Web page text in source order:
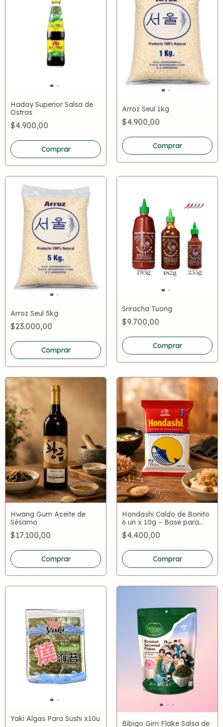
Haday Superior Salsa de
Ostras
$4.900,00
Comprar
Arroz Seul 1kg
$4.900,00
Comprar
Arroz Seul 5kg
$23.000,00
Comprar
Sriracha Tuong
$9.700,00
Comprar
Hwang Gum Aceite de
Sésamo
$17.100,00
Comprar
Hondashi Caldo de Bonito
6 un x 10g – Base para
Sopas y Caldos Japonesa
$4.400,00
Yaki Algas Para Sushi x10u
Bibigo Gim Flake Salsa de